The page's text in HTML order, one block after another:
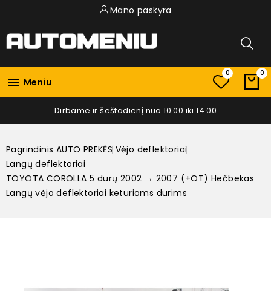
Mano paskyra
 Meniu
0 0
Dirbame ir šeštadienį nuo 10.00 iki 14.00
Pagrindinis AUTO PREKĖS Vėjo deflektoriai
Langų deflektoriai
TOYOTA COROLLA 5 durų 2002 → 2007 (+OT) Hečbekas
Langų vėjo deflektoriai keturioms durims